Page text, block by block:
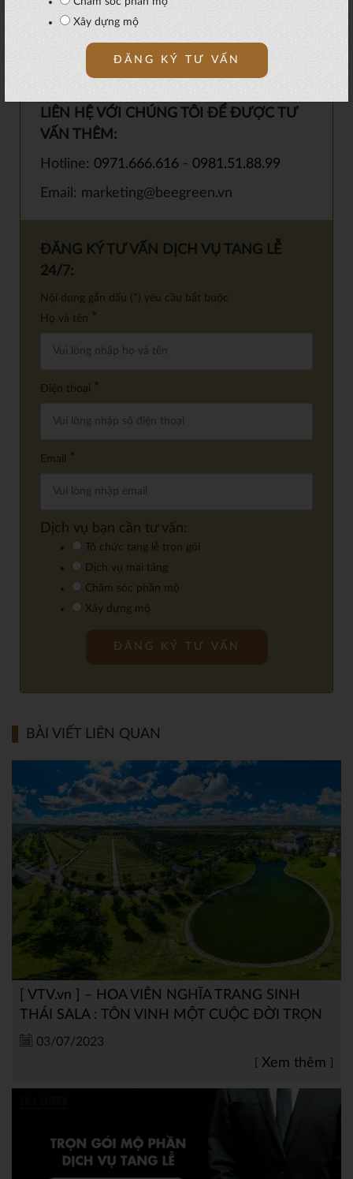
TỪ KHÓA:
Dịch Vụ Tang Lễ
LIÊN HỆ VỚI CHÚNG TÔI ĐỂ ĐƯỢC TƯ
VẤN THÊM:
Hotline: 0971.666.616 - 0981.51.88.99
Email: marketing@beegreen.vn
ĐĂNG KÝ TƯ VẤN DỊCH VỤ TANG LỄ
24/7:
Nội dung gắn dấu (*) yêu cầu bắt buộc
Họ và tên *
Điện thoại *
Email *
Dịch vụ bạn cần tư vấn:
Tổ chức tang lễ trọn gói
Dịch vụ mai táng
Chăm sóc phần mộ
Xây dựng mộ
BÀI VIẾT LIÊN QUAN
[ VTV.vn ] – HOA VIÊN NGHĨA TRANG SINH
THÁI SALA : TÔN VINH MỘT CUỘC ĐỜI TRỌN
VẸN03/07/2023
Xem thêm
Xây dựng mộ